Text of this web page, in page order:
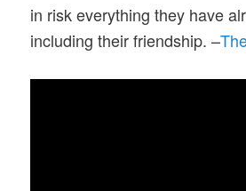
in risk everything they have
including their friendship. –